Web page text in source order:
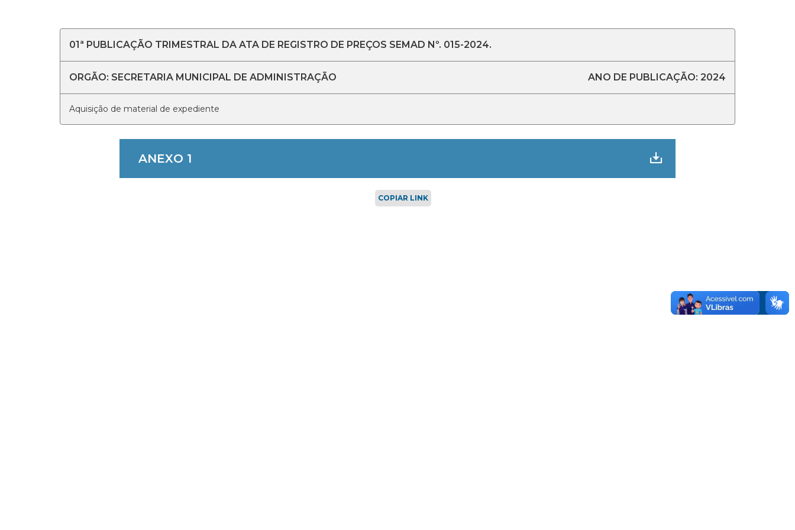
01ª PUBLICAÇÃO TRIMESTRAL DA ATA DE REGISTRO DE PREÇOS SEMAD Nº. 015-2024.
ORGÃO: SECRETARIA MUNICIPAL DE ADMINISTRAÇÃO ANO DE PUBLICAÇÃO: 2024
Aquisição de material de expediente
ANEXO 1
COPIAR LINK